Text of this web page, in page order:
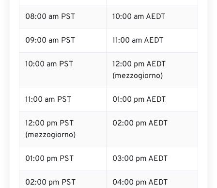
08:00 am PST 10:00 am AEDT
09:00 am PST 11:00 am AEDT
10:00 am PST
12:00 pm AEDT
(mezzogiorno)
11:00 am PST 01:00 pm AEDT
12:00 pm PST
(mezzogiorno)
02:00 pm AEDT
01:00 pm PST 03:00 pm AEDT
02:00 pm PST 04:00 pm AEDT